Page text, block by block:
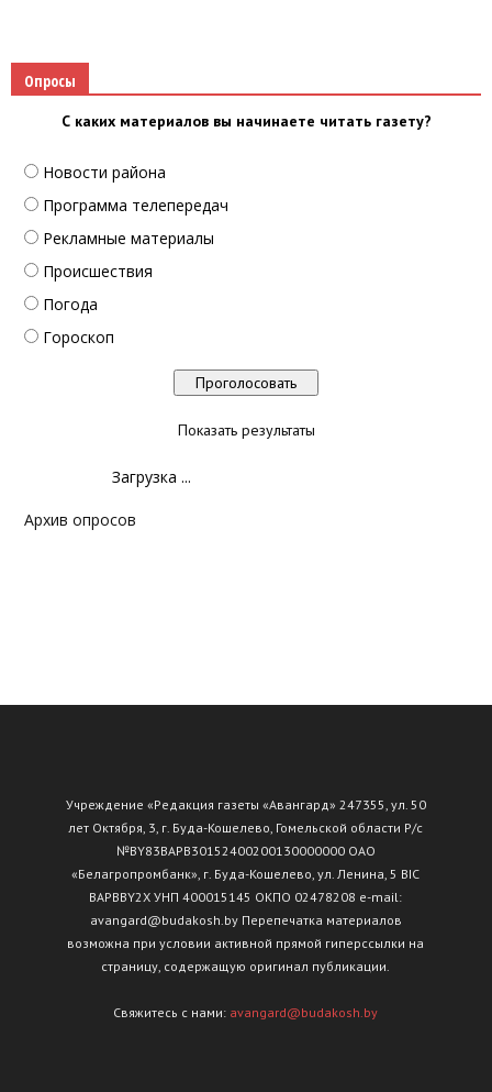
Опросы
С каких материалов вы начинаете читать газету?
Новости района
Программа телепередач
Рекламные материалы
Происшествия
Погода
Гороскоп
Показать результаты
Загрузка ...
Архив опросов
Учреждение «Редакция газеты «Авангард» 247355, ул. 50
лет Октября, 3, г. Буда-Кошелево, Гомельской области Р/с
№ВY83ВАРВ30152400200130000000 ОАО
«Белагропромбанк», г. Буда-Кошелево, ул. Ленина, 5 BIC
BAPBBY2X УНП 400015145 ОКПО 02478208 e-mail:
avangard@budakosh.by Перепечатка материалов
возможна при условии активной прямой гиперссылки на
страницу, содержащую оригинал публикации.
Свяжитесь с нами: avangard@budakosh.by